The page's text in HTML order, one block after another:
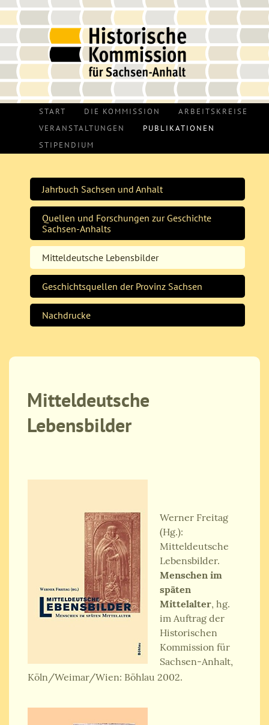
START DIE KOMMISSION
ARBEITSKREISE
VERANSTALTUNGEN
PUBLIKATIONEN
STIPENDIUM
Jahrbuch Sachsen und Anhalt
Quellen und Forschungen zur Geschichte
Sachsen-Anhalts
Mitteldeutsche Lebensbilder
Geschichtsquellen der Provinz Sachsen
Nachdrucke
Mitteldeutsche
Lebensbilder
Werner Freitag
(Hg.):
Mitteldeutsche
Lebensbilder.
Menschen im
späten
Mittelalter, hg.
im Auftrag der
Historischen
Kommission für
Sachsen-Anhalt,
Köln/Weimar/Wien: Böhlau 2002.